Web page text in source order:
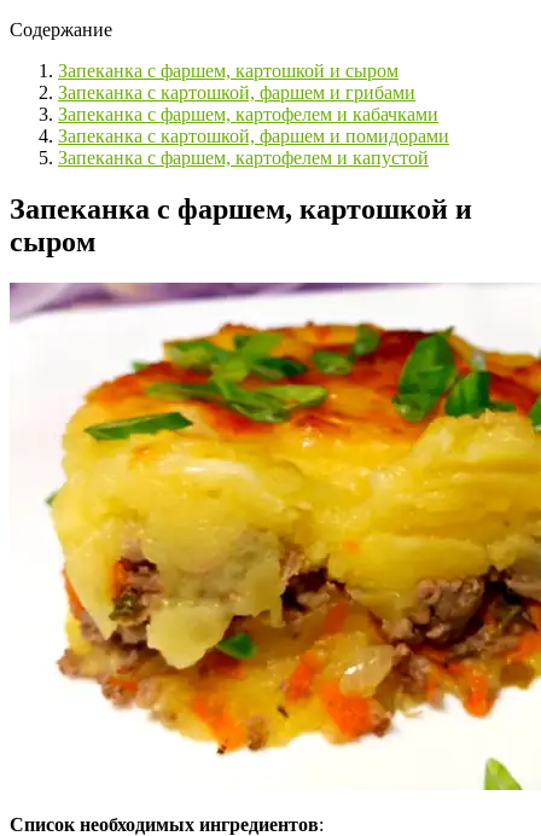
Содержание
Запеканка с фаршем, картошкой и сыром
Запеканка с картошкой, фаршем и грибами
Запеканка с фаршем, картофелем и кабачками
Запеканка с картошкой, фаршем и помидорами
Запеканка с фаршем, картофелем и капустой
Запеканка с фаршем, картошкой и
сыром
Список необходимых ингредиентов: